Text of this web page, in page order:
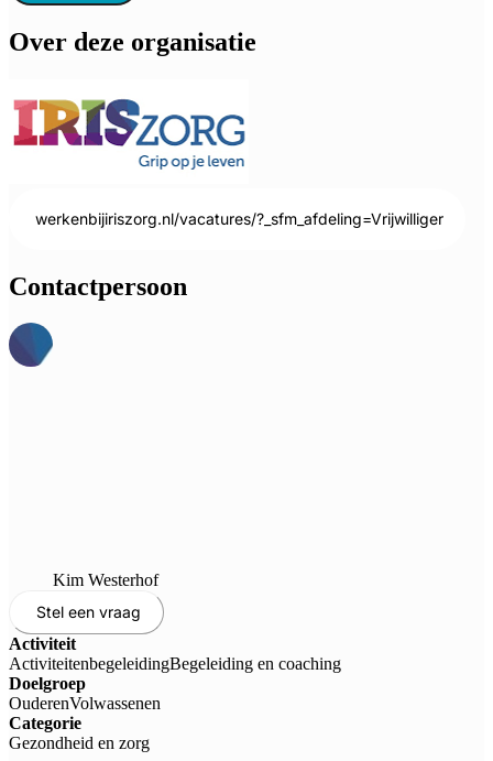
Over deze organisatie
werkenbijiriszorg.nl/vacatures/?_sfm_afdeling=Vrijwilliger
Contactpersoon
Kim Westerhof
Stel een vraag
Activiteit
ActiviteitenbegeleidingBegeleiding en coaching
Doelgroep
OuderenVolwassenen
Categorie
Gezondheid en zorg